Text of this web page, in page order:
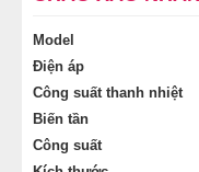
Model
Điện áp
Công suất thanh nhiệt
Biến tần
Công suất
LINH KIỆN PHỤ KIỆN
MÁY LÀM HÁ CẢO